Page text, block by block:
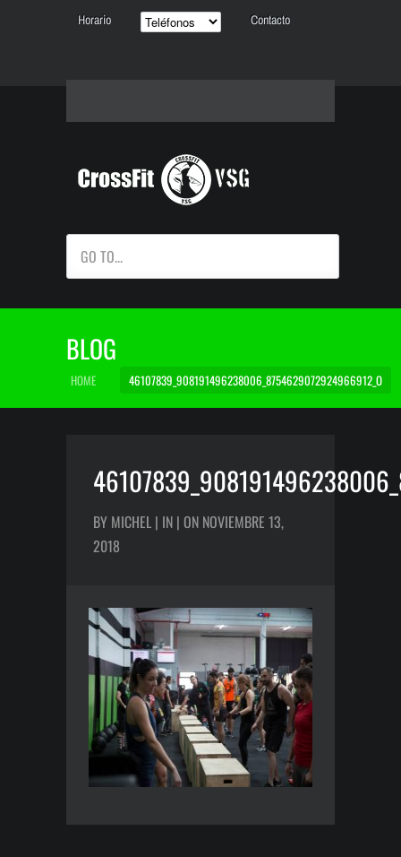
Horario Contacto
GO TO...
BLOG
HOME 46107839_908191496238006_8754629072924966912_O
BY MICHEL | IN | ON NOVIEMBRE 13,
2018